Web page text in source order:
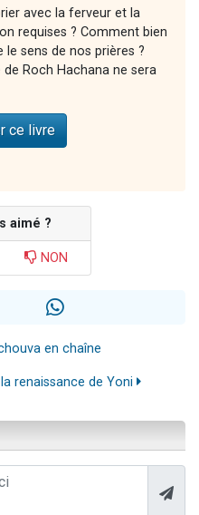
avec la ferveur et la
requises ? Comment bien
le sens de nos prières ?
Roch Hachana ne sera
ce livre
aimé ?
NON
en chaîne
renaissance de Yoni